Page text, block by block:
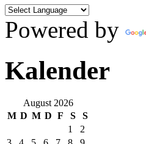
Powered by
Kalender
August 2026
M D M D F S
S
1
2